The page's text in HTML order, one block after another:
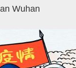
Wuhan